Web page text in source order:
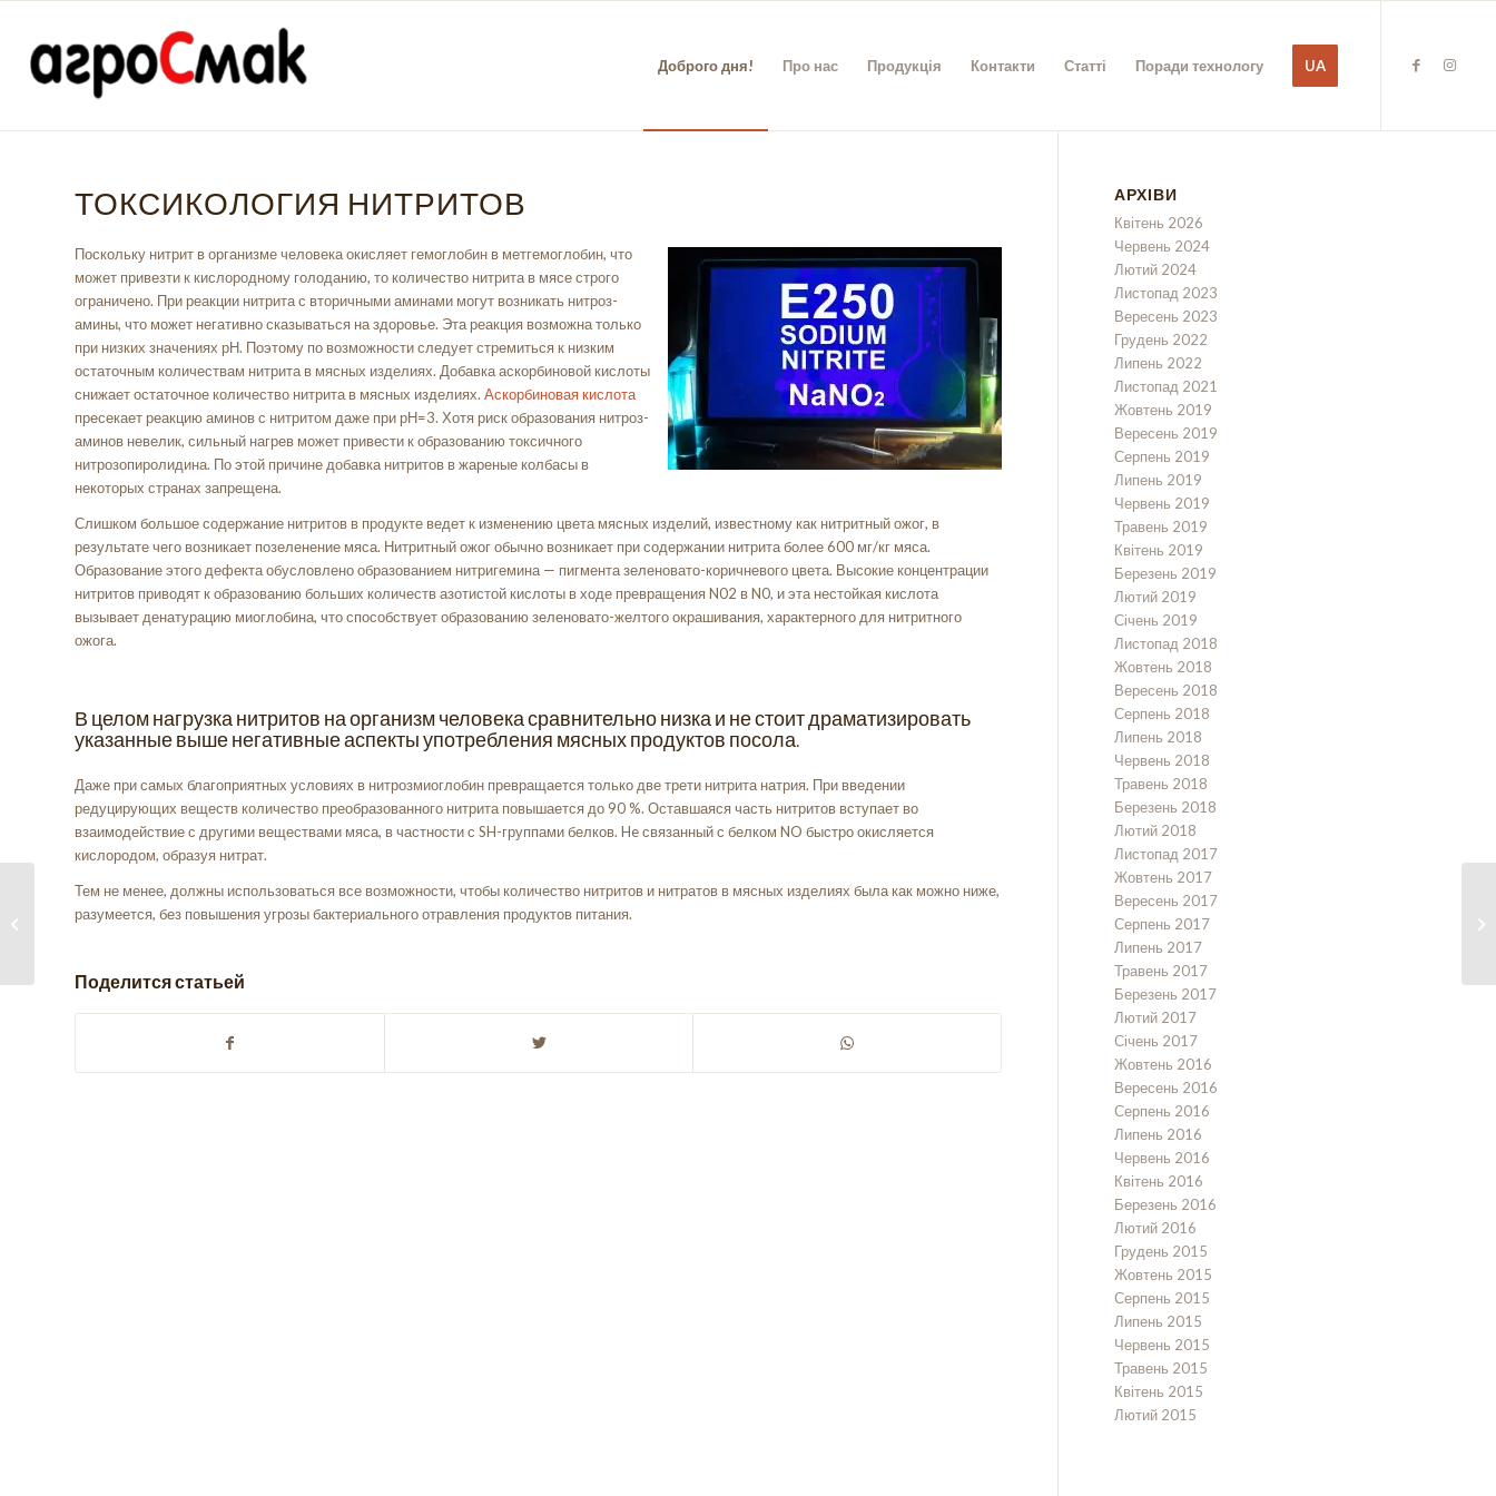
Доброго дня! Про нас Продукція Контакти Статті Поради технологу UA
ТОКСИКОЛОГИЯ НИТРИТОВ
Поскольку нитрит в организме человека окисляет гемоглобин в метгемоглобин, что
может привезти к кислородному голоданию, то количество нитрита в мясе строго
ограничено. При реакции нитрита с вторичными аминами могут возникать нитроз-
амины, что может негативно сказываться на здоровье. Эта реакция возможна только
при низких значениях рН. Поэтому по возможности следует стремиться к низким
остаточным количествам нитрита в мясных изделиях. Добавка аскорбиновой кислоты
снижает остаточное количество нитрита в мясных изделиях. Аскорбиновая кислота
пресекает реакцию аминов с нитритом даже при рН=3. Хотя риск образования нитроз-
аминов невелик, сильный нагрев может привести к образованию токсичного
нитрозопиролидина. По этой причине добавка нитритов в жареные колбасы в
некоторых странах запрещена.
Слишком большое содержание нитритов в продукте ведет к изменению цвета мясных изделий, известному как нитритный ожог, в
результате чего возникает позеленение мяса. Нитритный ожог обычно возникает при содержании нитрита более 600 мг/кг мяса.
Образование этого дефекта обусловлено образованием нитригемина — пигмента зеленовато-коричневого цвета. Высокие концентрации
нитритов приводят к образованию больших количеств азотистой кислоты в ходе превращения N02 в N0, и эта нестойкая кислота
вызывает денатурацию миоглобина, что способствует образованию зеленовато-желтого окрашивания, характерного для нитритного
ожога.
В целом нагрузка нитритов на организм человека сравнительно низка и не стоит драматизировать
указанные выше негативные аспекты употребления мясных продуктов посола.
Даже при самых благоприятных условиях в нитрозмиоглобин превращается только две трети нитрита натрия. При введении
редуцирующих веществ количество преобразованного нитрита повышается до 90 %. Оставшаяся часть нитритов вступает во
взаимодействие с другими веществами мяса, в частности с SH-группами белков. He связанный с белком NO быстро окисляется
кислородом, образуя нитрат.
Тем не менее, должны использоваться все возможности, чтобы количество нитритов и нитратов в мясных изделиях была как можно ниже,
разумеется, без повышения угрозы бактериального отравления продуктов питания.
Поделится статьей
АРХІВИ
Квітень 2026
Червень 2024
Лютий 2024
Листопад 2023
Вересень 2023
Грудень 2022
Липень 2022
Листопад 2021
Жовтень 2019
Вересень 2019
Серпень 2019
Липень 2019
Червень 2019
Травень 2019
Квітень 2019
Березень 2019
Лютий 2019
Січень 2019
Листопад 2018
Жовтень 2018
Вересень 2018
Серпень 2018
Липень 2018
Червень 2018
Травень 2018
Березень 2018
Лютий 2018
Листопад 2017
Жовтень 2017
Вересень 2017
Серпень 2017
Липень 2017
Травень 2017
Березень 2017
Лютий 2017
Січень 2017
Жовтень 2016
Вересень 2016
Серпень 2016
Липень 2016
Червень 2016
Квітень 2016
Березень 2016
Лютий 2016
Грудень 2015
Жовтень 2015
Серпень 2015
Липень 2015
Червень 2015
Травень 2015
Квітень 2015
Лютий 2015
Функція фосфатів у